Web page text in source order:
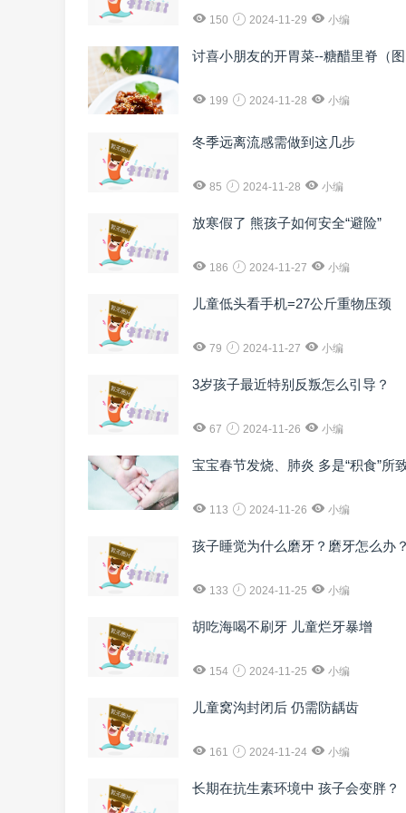
150 2024-11-29 小编
讨喜小朋友的开胃菜--糖醋里脊（
199 2024-11-28 小编
冬季远离流感需做到这几步
85 2024-11-28 小编
放寒假了 熊孩子如何安全“避险”
186 2024-11-27 小编
儿童低头看手机=27公斤重物压颈
79 2024-11-27 小编
3岁孩子最近特别反叛怎么引导？
67 2024-11-26 小编
宝宝春节发烧、肺炎 多是“积食”所
113 2024-11-26 小编
孩子睡觉为什么磨牙？磨牙怎么办
133 2024-11-25 小编
胡吃海喝不刷牙 儿童烂牙暴增
154 2024-11-25 小编
儿童窝沟封闭后 仍需防龋齿
161 2024-11-24 小编
长期在抗生素环境中 孩子会变胖？